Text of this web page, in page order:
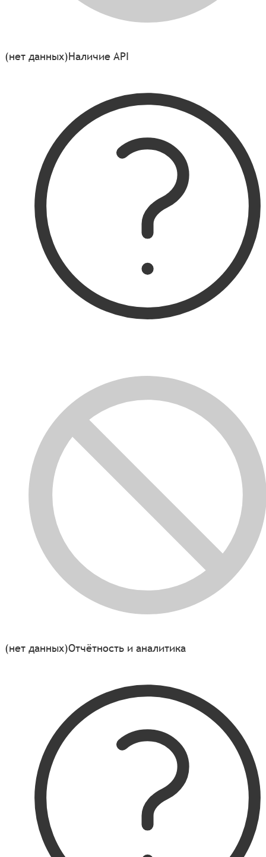
(нет данных)Наличие API
(нет данных)Отчётность и аналитика